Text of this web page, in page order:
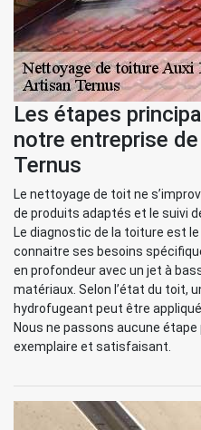
Les étapes
notre entreprise
Ternus
Le nettoyage de toit ne
de produits adaptés et le suivi
Le diagnostic de la toiture est
connaitre ses besoins
en profondeur avec un jet à
matériaux. Selon l’état du toit,
hydrofugeant peut être
Nous ne passons aucune
exemplaire et satisfaisant.